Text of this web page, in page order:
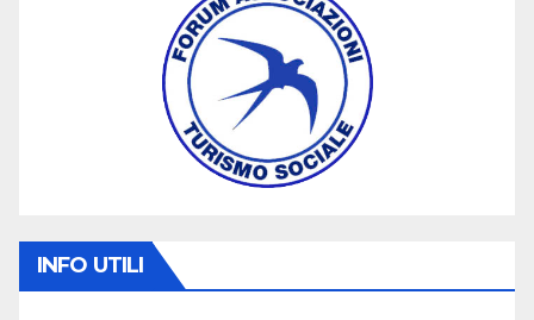
INFO UTILI